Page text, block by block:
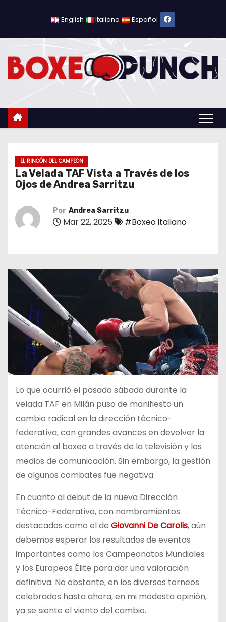
l
English Italiano Español
EL RINCÓN DEL CAMPEÓN
La Velada TAF Vista a Través de los
Ojos de Andrea Sarritzu
Por Andrea Sarritzu
Mar 22, 2025 #Boxeo italiano
Lo que ocurrió el pasado sábado durante la
velada TAF en Milán puso de manifiesto un
cambio radical en la dirección técnico-
federativa, con grandes avances en devolver la
atención al boxeo a través de la televisión y los
medios de comunicación. Sin embargo, la gestión
de algunos combates fue negativa.
En cuanto al debut de la nueva Dirección
Técnico-Federativa, con nombramientos
destacados como el de Giovanni De Carolis, aún
debemos esperar los resultados de eventos
importantes como los Campeonatos Mundiales
y los Europeos Élite para dar una valoración
definitiva. No obstante, en los diversos torneos
celebrados hasta ahora, en mi modesta opinión,
ya se siente el viento del cambio.